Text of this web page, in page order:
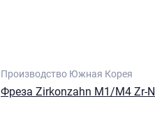
Производство Южная Корея
Фреза Zirkonzahn M1/M4 Zr-N